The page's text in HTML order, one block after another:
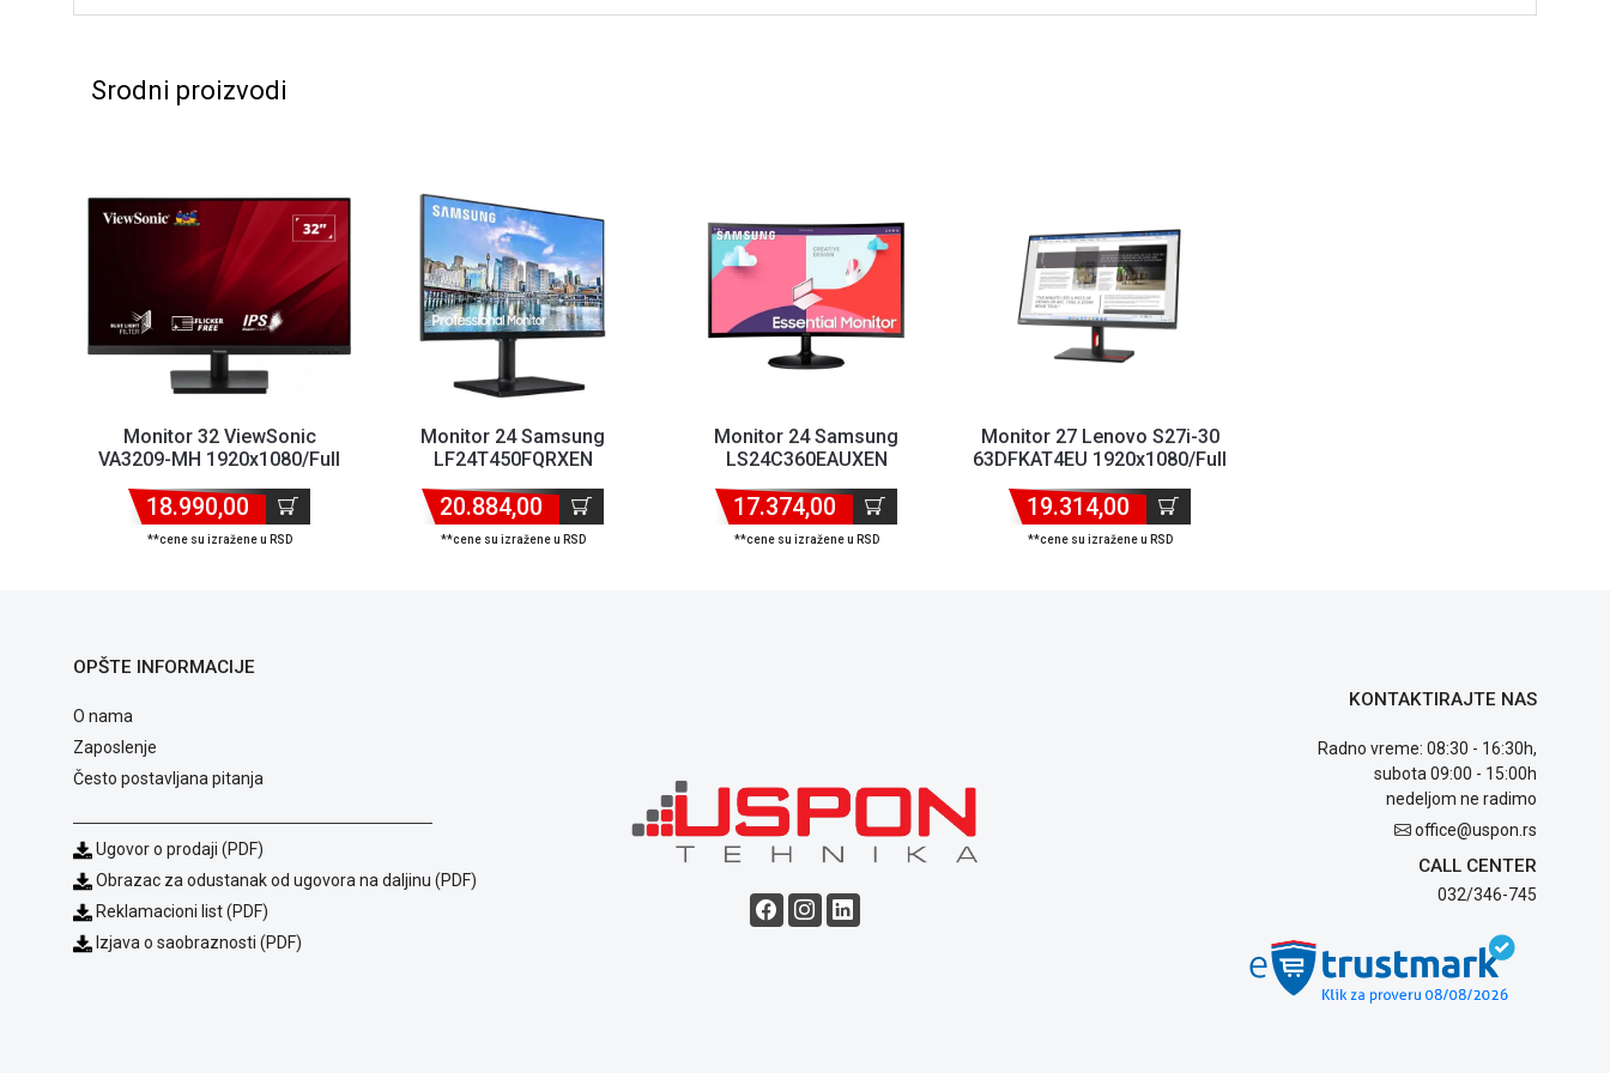
Srodni proizvodi
Monitor 32 ViewSonic
VA3209-MH 1920x1080/Full
18.990,00
**cene su izražene u RSD
Monitor 24 Samsung
LF24T450FQRXEN
IPS/75Hz/5ms/DP/2x...
20.884,00
**cene su izražene u RSD
Monitor 24 Samsung
LS24C360EAUXEN
VA/75Hz/4ms/VGA/HDM...
17.374,00
**cene su izražene u RSD
Monitor 27 Lenovo S27i-30
63DFKAT4EU 1920x1080/Full
19.314,00
**cene su izražene u RSD
OPŠTE INFORMACIJE
O nama
Zaposlenje
Često postavljana pitanja
Ugovor o prodaji (PDF)
Obrazac za odustanak od ugovora na daljinu (PDF)
Reklamacioni list (PDF)
Izjava o saobraznosti (PDF)
KONTAKTIRAJTE NAS
Radno vreme: 08:30 - 16:30h,
subota 09:00 - 15:00h
nedeljom ne radimo
office@uspon.rs
CALL CENTER
032/346-745